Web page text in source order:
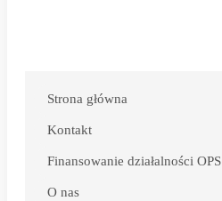
nowym
oknie
Strona główna
Kontakt
Finansowanie działalności OPS
O nas